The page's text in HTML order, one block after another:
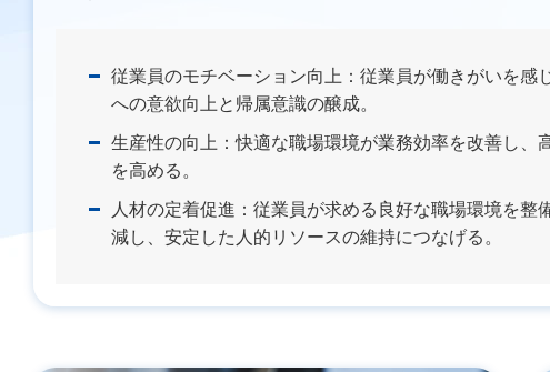
従業員のモチベーション向上：従業員が働きがいを感
への意欲向上と帰属意識の醸成。
生産性の向上：快適な職場環境が業務効率を改善し、
を高める。
人材の定着促進：従業員が求める良好な職場環境を整
減し、安定した人的リソースの維持につなげる。